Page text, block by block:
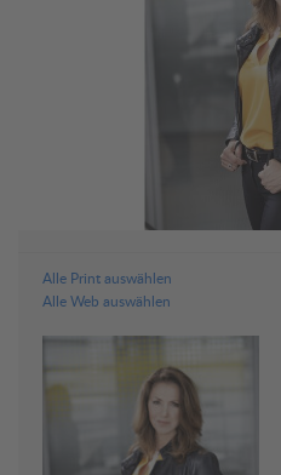
Alle Print auswählen
Alle Web auswählen